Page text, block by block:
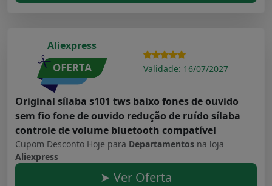
Aliexpress
Validade: 16/07/2027
Original sílaba s101 tws baixo fones de ouvido
sem fio fone de ouvido redução de ruído sílaba
controle de volume bluetooth compatível
Cupom Desconto Hoje para Departamentos na loja
Aliexpress
➤ Ver Oferta